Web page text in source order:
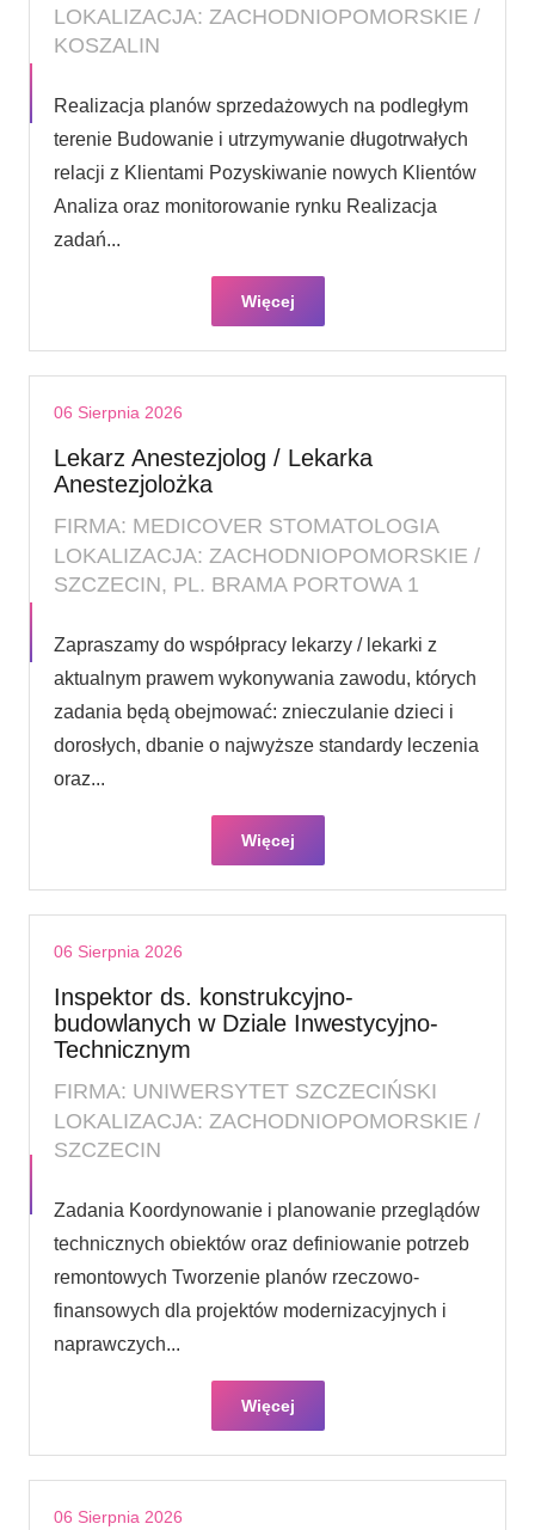
LOKALIZACJA: ZACHODNIOPOMORSKIE /
KOSZALIN
Realizacja planów sprzedażowych na podległym
terenie Budowanie i utrzymywanie długotrwałych
relacji z Klientami Pozyskiwanie nowych Klientów
Analiza oraz monitorowanie rynku Realizacja
zadań...
Więcej
06 Sierpnia 2026
Lekarz Anestezjolog / Lekarka
Anestezjolożka
FIRMA: MEDICOVER STOMATOLOGIA
LOKALIZACJA: ZACHODNIOPOMORSKIE /
SZCZECIN, PL. BRAMA PORTOWA 1
Zapraszamy do współpracy lekarzy / lekarki z
aktualnym prawem wykonywania zawodu, których
zadania będą obejmować: znieczulanie dzieci i
dorosłych, dbanie o najwyższe standardy leczenia
oraz...
Więcej
06 Sierpnia 2026
Inspektor ds. konstrukcyjno-
budowlanych w Dziale Inwestycyjno-
Technicznym
FIRMA: UNIWERSYTET SZCZECIŃSKI
LOKALIZACJA: ZACHODNIOPOMORSKIE /
SZCZECIN
Zadania Koordynowanie i planowanie przeglądów
technicznych obiektów oraz definiowanie potrzeb
remontowych Tworzenie planów rzeczowo-
finansowych dla projektów modernizacyjnych i
naprawczych...
Więcej
06 Sierpnia 2026